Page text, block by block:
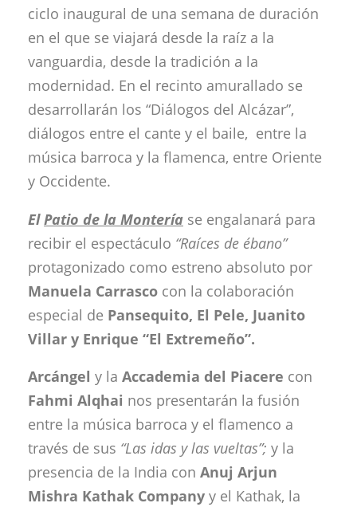
ciclo inaugural de una semana de duración
en el que se viajará desde la raíz a la
vanguardia, desde la tradición a la
modernidad. En el recinto amurallado se
desarrollarán los “Diálogos del Alcázar”,
diálogos entre el cante y el baile, entre la
música barroca y la flamenca, entre Oriente
y Occidente.
ElPatio de la Montería se engalanará para
recibir el espectáculo “Raíces de ébano”
protagonizado como estreno absoluto por
Manuela Carrasco con la colaboración
especial de Pansequito, El Pele, Juanito
Villar y Enrique “El Extremeño”.
Arcángel y la Accademia del Piacere con
Fahmi Alqhai nos presentarán la fusión
entre la música barroca y el flamenco a
través de sus “Las idas y las vueltas”; y la
presencia de la India con Anuj Arjun
Mishra Kathak Company y el Kathak, la